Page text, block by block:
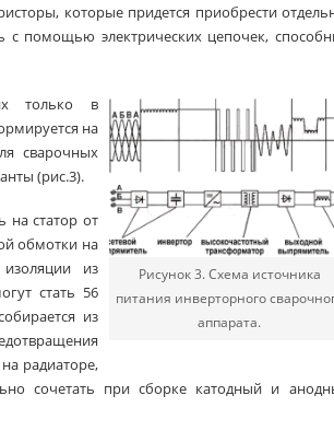
которые придется приобрести
с помощью электрических цепочек,
Рисунок 3. Схема источника
питания инверторного
аппарата.
только в
на
сварочных
(рис.3).
на статор от
обмотки на
из
стать 56
из
радиаторе,
сочетать при сборке катодный и